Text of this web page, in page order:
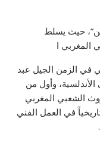
حيث يسلط
المغربي ا
في الزمن الجيل عبد
وأول من
الشعبي المغربي
في العمل الفني